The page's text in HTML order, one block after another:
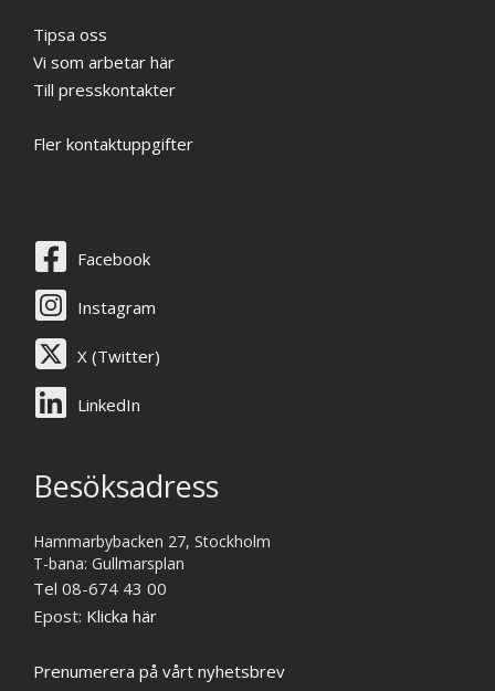
Tipsa oss
Vi som arbetar här
Till presskontakter
Fler kontaktuppgifter
Facebook
Instagram
X (Twitter)
LinkedIn
Besöksadress
Hammarbybacken 27, Stockholm
T-bana: Gullmarsplan
Tel 08-674 43 00
Epost: Klicka här
Prenumerera på vårt nyhetsbrev